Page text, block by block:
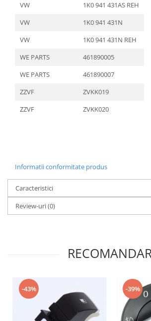
VW
1K0 941 431AS REH
VW
1K0 941 431N
VW
1K0 941 431N REH
WE PARTS
461890005
WE PARTS
461890007
ZZVF
ZVKK019
ZZVF
ZVKK020
Informatii conformitate produs
Caracteristici
Review-uri(0)
-43% -39%